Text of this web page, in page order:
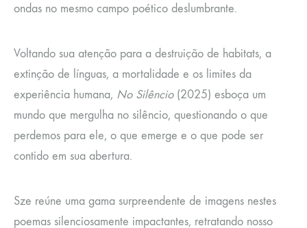
ondas no mesmo campo poético deslumbrante.
Voltando sua atenção para a destruição de habitats, a
extinção de línguas, a mortalidade e os limites da
experiência humana, No Silêncio(2025) esboça um
mundo que mergulha no silêncio, questionando o que
perdemos para ele, o que emerge e o que pode ser
contido em sua abertura.
Sze reúne uma gama surpreendente de imagens nestes
poemas silenciosamente impactantes, retratando nosso